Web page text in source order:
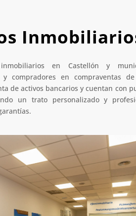
en Castellón y
compradores en compraventas
de activos bancarios y cuentan con
un trato personalizado y